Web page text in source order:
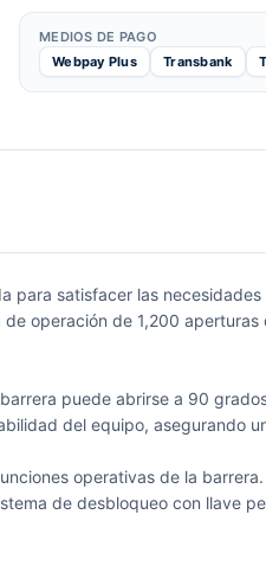
MEDIOS DE PAGO
Webpay Plus
Transbank
para satisfacer las
operación de 1,200
puede abrirse a 90
del equipo, asegurando
operativas de la
de desbloqueo con llave